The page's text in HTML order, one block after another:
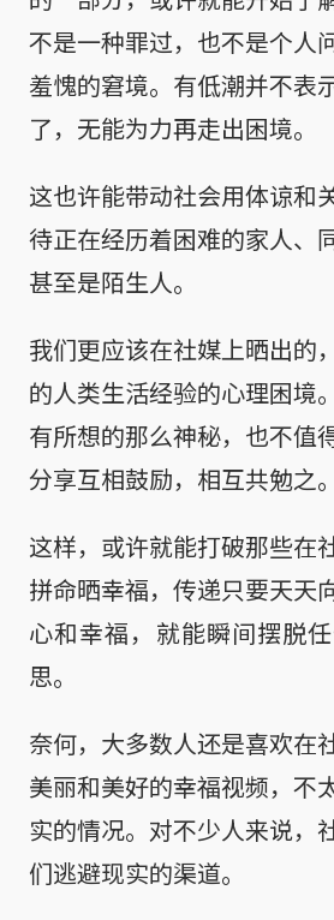
不是一种罪过，也不是个人
羞愧的窘境。有低潮并不表
了，无能为力再走出困境。
这也许能带动社会用体谅和
待正在经历着困难的家人、
甚至是陌生人。
我们更应该在社媒上晒出的
的人类生活经验的心理困境
有所想的那么神秘，也不值
分享互相鼓励，相互共勉之。
这样，或许就能打破那些在
拼命晒幸福，传递只要天天
心和幸福，就能瞬间摆脱
思。
奈何，大多数人还是喜欢在
美丽和美好的幸福视频，不
实的情况。对不少人来说，
们逃避现实的渠道。